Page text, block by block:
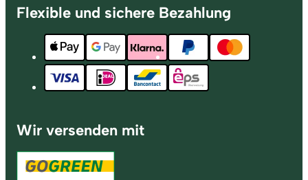
Flexible und sichere Bezahlung
Wir versenden mit